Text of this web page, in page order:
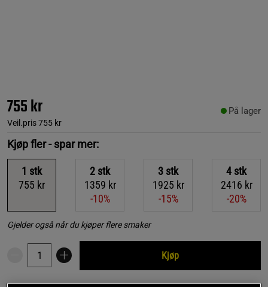
755 kr
Veil.pris755 kr
På lager
Kjøp fler - spar mer:
1 stk
755 kr
2 stk
1359 kr
-10%
3 stk
1925 kr
-15%
4 stk
2416 kr
-20%
Gjelder også når du kjøper flere smaker
Kjøp